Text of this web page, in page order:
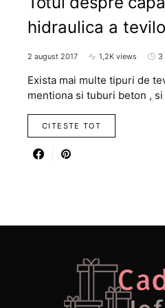
hidraulica a
2 august 2017 1,2K views 3
Exista mai multe tipuri de
mentiona si tuburi beton ,
CITESTE TOT